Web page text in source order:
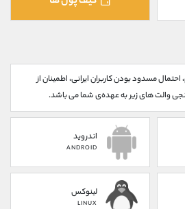
مسدود بودن کاربران ایرانی، اطمینان از
والت های زیر به عهده‌ی شما می باشد.
اندروید
ANDROID
لینوکس
LINUX
@alirezamehrabi_official